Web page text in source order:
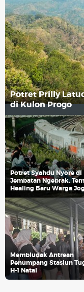
Potret Prilly
di Kulon Progo
Potret Syahdu Nyore di
Jembatan Ngebrak,
Healing Baru Warga
Membludak Antrean
Penumpang Stasiun
H-1 Natal